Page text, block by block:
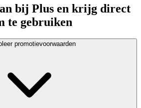
bij Plus en krijg direct
te gebruiken
promotievoorwaarden